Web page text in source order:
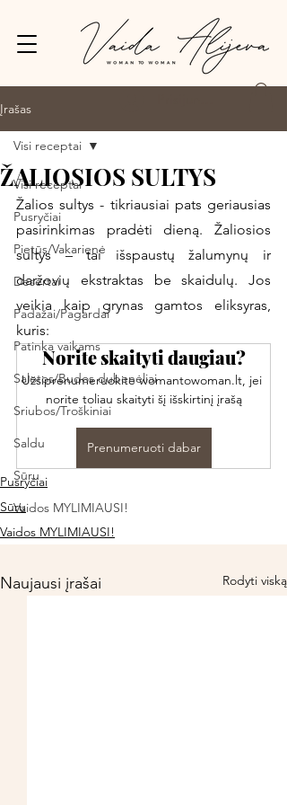
Įrašas
Visi receptai
Pusryčiai
Pietūs/Vakarienė
Desertai
Padažai/Pagardai
Patinka vaikams
Salotos/Budos dubenėliai
Sriubos/Troškiniai
Saldu
Sūru
Vaidos MYLIMIAUSI!
Visi receptai
ŽALIOSIOS SULTYS
Žalios sultys - tikriausiai pats geriausias
pasirinkimas pradėti dieną. Žaliosios
sultys – tai išspaustų žalumynų ir
daržovių ekstraktas be skaidulų. Jos
veikia kaip grynas gamtos eliksyras,
kuris:
Norite skaityti daugiau?
Užsiprenumeruokite womantowoman.lt, jei
norite toliau skaityti šį išskirtinį įrašą
Prenumeruoti dabar
Pusryčiai
Sūru
Vaidos MYLIMIAUSI!
Naujausi įrašai Rodyti viską